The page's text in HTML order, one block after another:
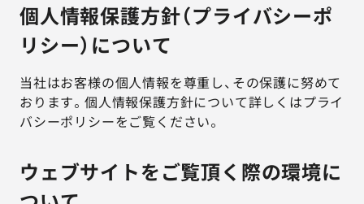
個人情報保護方針（プライバシーポ
リシー）について
当社はお客様の個人情報を尊重し、その保護に努めて
おります。個人情報保護方針について詳しくはプライ
バシーポリシーをご覧ください。
ウェブサイトをご覧頂く際の環境に